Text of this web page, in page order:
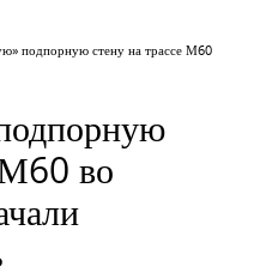
подпорную стену на трассе М60
М60 во